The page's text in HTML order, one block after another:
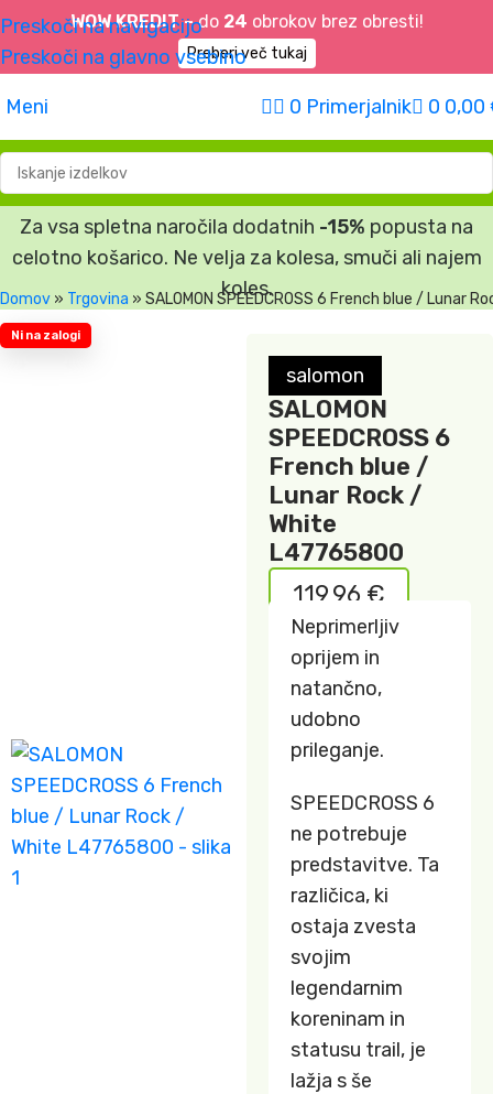
WOW KREDIT –do 24 obrokov brez obresti!
Preberi več tukaj
Preskoči na navigacijo
Preskoči na glavno vsebino
Meni 0 Primerjalnik 0 0,00
Za vsa spletna naročila dodatnih -15% popusta na
celotno košarico. Ne velja za kolesa, smuči ali najem
koles.
Domov » Trgovina » SALOMON SPEEDCROSS 6 French blue / Lunar
Ni na zalogi
salomon
SALOMON
SPEEDCROSS 6
French blue /
Lunar Rock /
White
L47765800
119,96 €
Neprimerljiv
oprijem in
natančno,
udobno
prileganje.
SPEEDCROSS 6
ne potrebuje
predstavitve. Ta
različica, ki
ostaja zvesta
svojim
legendarnim
koreninam in
statusu trail, je
lažja s še